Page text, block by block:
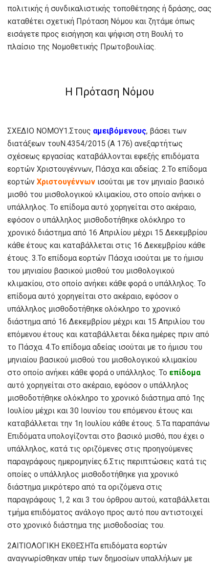
πολιτικής ή συνδικαλιστικής τοποθέτησης ή δράσης, σας
καταθέτει σχετική Πρόταση Νόμου και ζητάμε όπως
εισάγετε προς εισήγηση και ψήφιση στη Βουλή το
πλαίσιο της Νομοθετικής Πρωτοβουλίας.
Η Πρόταση Νόμου
ΣΧΕΔΙΟ ΝΟΜΟΥ1.Στους αμειβόμενους, βάσει των
διατάξεων τουΝ.4354/2015 (Α 176) ανεξαρτήτως
σχέσεως εργασίας καταβάλλονται εφεξής επιδόματα
εορτών Χριστουγέννων, Πάσχα και αδείας. 2.Το επίδομα
εορτών Χριστουγέννων ισούται με τον μηνιαίο βασικό
μισθό του μισθολογικού κλιμακίου, στο οποίο ανήκει ο
υπάλληλος. Το επίδομα αυτό χορηγείται στο ακέραιο,
εφόσον ο υπάλληλος μισθοδοτήθηκε ολόκληρο το
χρονικό διάστημα από 16 Απριλίου μέχρι 15 Δεκεμβρίου
κάθε έτους και καταβάλλεται στις 16 Δεκεμβρίου κάθε
έτους. 3.Το επίδομα εορτών Πάσχα ισούται με το ήμισυ
του μηνιαίου βασικού μισθού του μισθολογικού
κλιμακίου, στο οποίο ανήκει κάθε φορά ο υπάλληλος. Το
επίδομα αυτό χορηγείται στο ακέραιο, εφόσον ο
υπάλληλος μισθοδοτήθηκε ολόκληρο το χρονικό
διάστημα από 16 Δεκεμβρίου μέχρι και 15 Απριλίου του
επόμενου έτους και καταβάλλεται δέκα ημέρες πριν από
το Πάσχα. 4.Το επίδομα αδείας ισούται με το ήμισυ του
μηνιαίου βασικού μισθού του μισθολογικού κλιμακίου
στο οποίο ανήκει κάθε φορά ο υπάλληλος. Το επίδομα
αυτό χορηγείται στο ακέραιο, εφόσον ο υπάλληλος
μισθοδοτήθηκε ολόκληρο το χρονικό διάστημα από 1ης
Ιουλίου μέχρι και 30 Ιουνίου του επόμενου έτους και
καταβάλλεται την 1η Ιουλίου κάθε έτους. 5.Τα παραπάνω
Επιδόματα υπολογίζονται στο βασικό μισθό, που έχει ο
υπάλληλος, κατά τις οριζόμενες στις προηγούμενες
παραγράφους ημερομηνίες.6.Στις περιπτώσεις κατά τις
οποίες ο υπάλληλος μισθοδοτήθηκε για χρονικό
διάστημα μικρότερο από τα οριζόμενα στις
παραγράφους 1, 2 και 3 του όρθρου αυτού, καταβάλλεται
τμήμα επιδόματος ανάλογο προς αυτό που αντιστοιχεί
στο χρονικό διάστημα της μισθοδοσίας του.
2ΑΙΤΙΟΛΟΓΙΚΗ ΕΚΘΕΣΗΤα επιδόματα εορτών
αναγνωρίσθηκαν υπέρ των δημοσίων υπαλλήλων με